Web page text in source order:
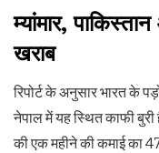
म्यांमार,
खराब
रिपोर्ट के अनुसार भारत के
नेपाल में यह स्थित काफी
की एक महीने की कमाई का